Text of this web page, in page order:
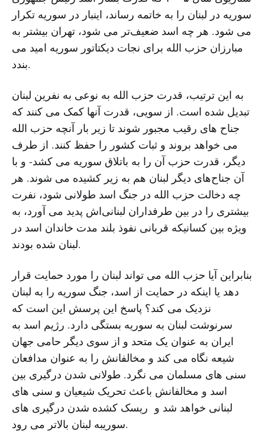
سوریه در لبنان را به خاتمه رساند، اینبار در سوریه تکرار
می شود. هر چه اسد ضعیف‌تر می شود، تهران بیشتر به
مبارزان حزب الله برای نجات دیکتاتور سوریه امید می
بندد.
به این ترتیب، قدرت حزب الله به نوعی به نفرین لبنان
تبدیل شده است. از سویی، قدرت آنها کمک می کنند که
جناح های رقیب مجبور شوند تا زیر بار آنچه حزب الله
می خواهد بروند و ثبات کشور را حفظ کنند. از طرف
دیگر، قدرت حزب آن را به باتلاق سوریه می کشد- و با
آن جناح‌های دیگر لبنان هم به زیر کشیده می شوند. هر
چه دخالت حزب الله در جنگ اسد طولانی شود، نفرت
بیشتری را در بین طرفداران لبنانی‌اش پدید می آورد، به
ویژه بین کسانیکه قربانی نفوذ بلند مدت خاندان اسد در
لبنان شده بودند.
بنابراین آیا حزب الله می تواند لبنان را مورد حمایت قرار
دهد یا اینکه در حمایت از اسد، جنگ سوریه را به لبنان
نزدیک می کند؟ پاسخ این پرسش این است که
سرنوشت لبنان به سوریه بستگی دارد. رژیم اسد به
ایران به عنوان یک متحد و از سوی دیگر حامی جهان
شیعه نگاه می کند و مخالفانش را به عنوان مدافعان
سنی های مسلمان می نگرد. طولانی شدن درگیری بین
اسد و مخالفانش باعث تحریک شیعیان و سنی های
لبنانی خواهد شد و ریسک کشده شدن درگیری های
سوریبه لبنان بالاتر می رود.